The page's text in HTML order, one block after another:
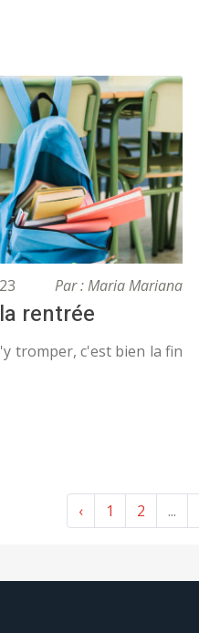
Par : Maria Mariana
rentrée
tromper, c'est bien la fin
‹ 1 2 ...